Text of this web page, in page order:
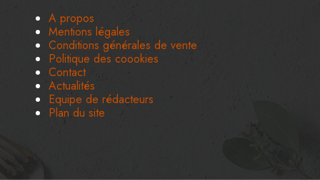
A propos
Mentions légales
Conditions générales de vente
Politique des coookies
Contact
Actualités
Equipe de rédacteurs
Plan du site